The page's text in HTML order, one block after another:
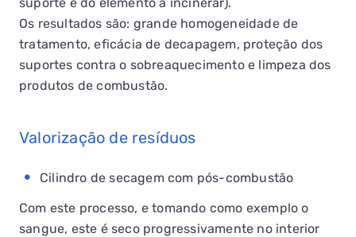
Os resultados são: grande homogeneidade de
tratamento, eficácia de decapagem, proteção dos
suportes contra o sobreaquecimento e limpeza dos
produtos de combustão.
Valorização de resíduos
Cilindro de secagem com pós-combustão
Com este processo, e tomando como exemplo o
sangue, este é seco progressivamente no interior